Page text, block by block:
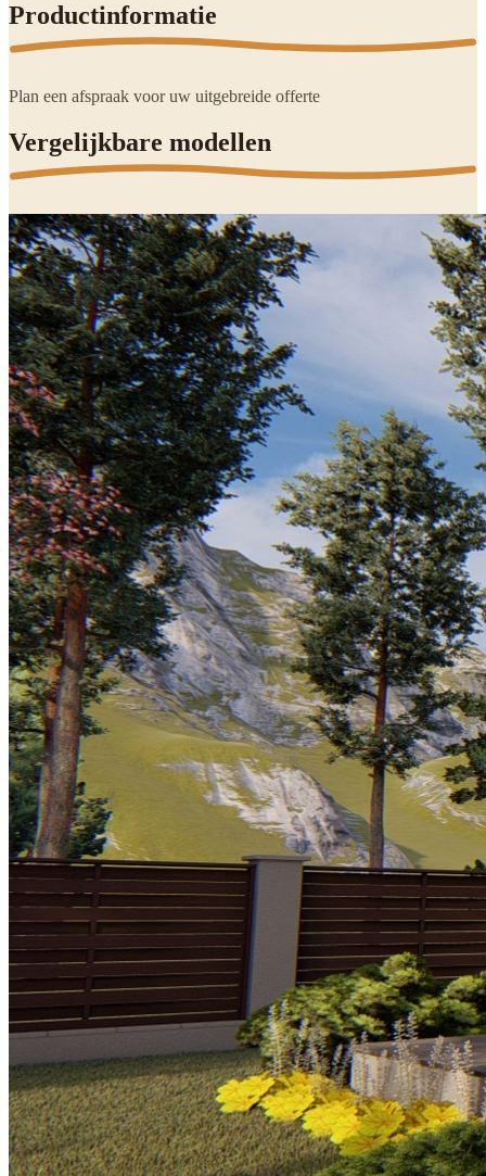
Productinformatie
Plan een afspraak voor uw uitgebreide offerte
Vergelijkbare modellen